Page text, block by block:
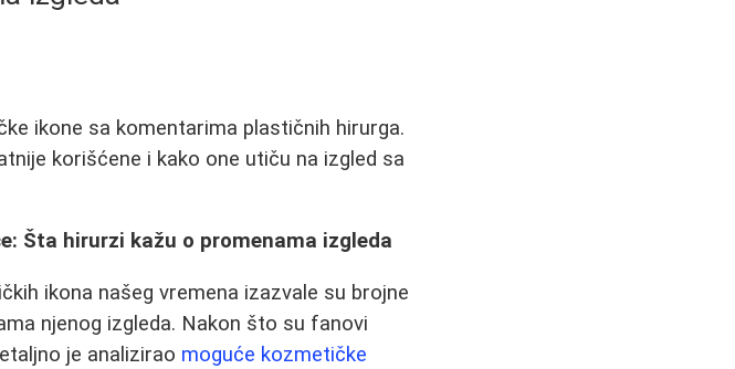
ikone sa komentarima plastičnih hirurga.
korišćene i kako one utiču na izgled sa
Šta hirurzi kažu o promenama izgleda
ikona našeg vremena izazvale su brojne
njenog izgleda. Nakon što su fanovi
je analizirao moguće kozmetičke